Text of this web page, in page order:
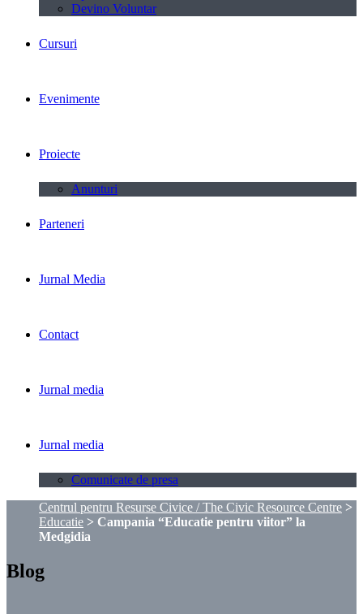
Devino Voluntar
Cursuri
Evenimente
Proiecte
Anunturi
Parteneri
Jurnal Media
Contact
Jurnal media
Jurnal media
Comunicate de presa
Centrul pentru Resurse Civice / The Civic Resource Centre >
Educatie > Campania “Educatie pentru viitor” la
Medgidia
Blog